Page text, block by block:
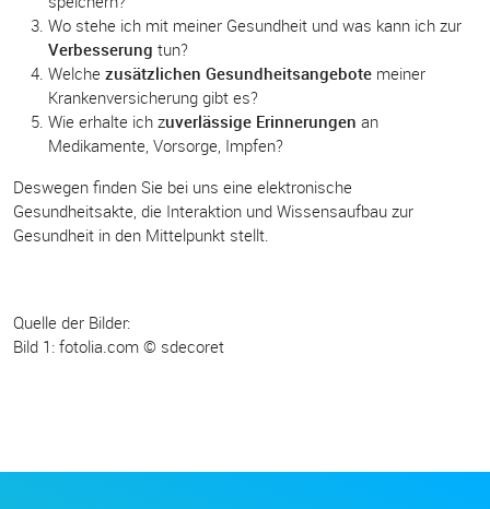
Wo stehe ich mit meiner Gesundheit und was kann ich zur
Verbesserung tun?
Welche zusätzlichen Gesundheitsangebote meiner
Krankenversicherung gibt es?
Wie erhalte ich zuverlässige Erinnerungen an
Medikamente, Vorsorge, Impfen?
Deswegen finden Sie bei uns eine elektronische
Gesundheitsakte, die Interaktion und Wissensaufbau zur
Gesundheit in den Mittelpunkt stellt.
Quelle der Bilder:
Bild 1: fotolia.com © sdecoret